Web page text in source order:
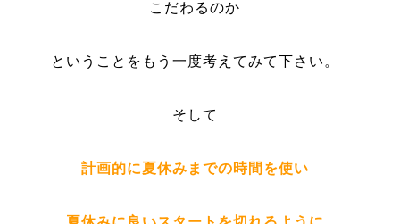
こだわるのか
ということをもう一度考えてみて下さい。
そして
計画的に夏休みまでの時間を使い